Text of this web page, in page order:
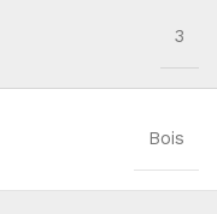
3
Bois